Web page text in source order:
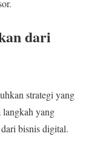
dari
strategi yang
langkah yang
bisnis digital.